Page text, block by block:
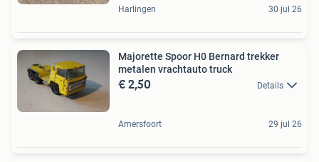
Harlingen 30 jul 26
Majorette Spoor H0 Bernard trekker
metalen vrachtauto truck
€ 2,50 Details
Amersfoort 29 jul 26